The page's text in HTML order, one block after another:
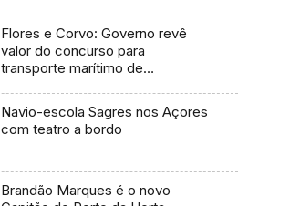
Flores e Corvo: Governo revê
valor do concurso para
transporte marítimo de
Navio-escola Sagres nos Açores
com teatro a bordo
Brandão Marques é o novo